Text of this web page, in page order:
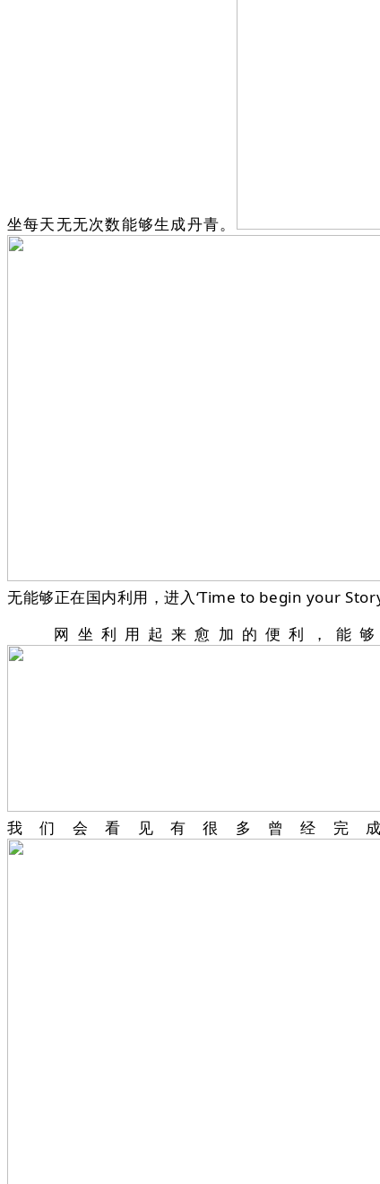
坐每天无无次数能够生成丹青。
无能够正在国内利用，进入‘Time to begin your
网坐利用起来愈加的便利，能够
我们会看见有很多曾经完